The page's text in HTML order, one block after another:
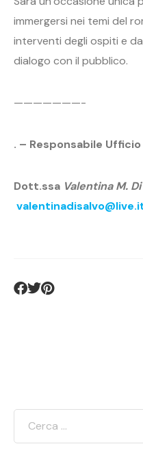
immergersi nei temi del
interventi degli ospiti e
dialogo con il pubblico.
———————-
. – Responsabile
Dott.ssa Valentina M.